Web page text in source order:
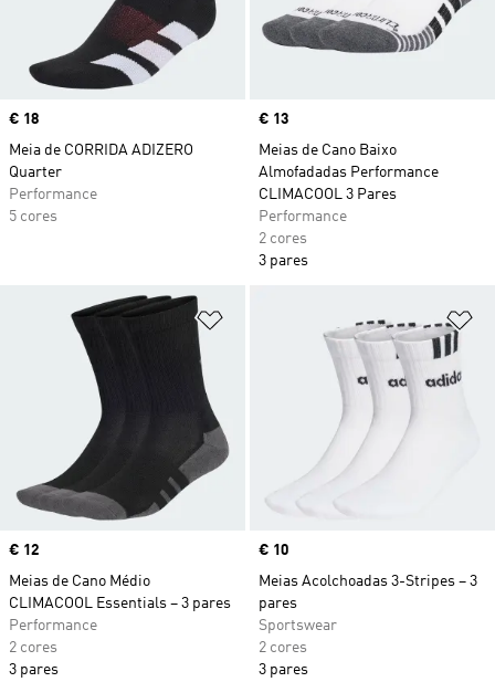
Price
€ 18
Meia de CORRIDA ADIZERO
Quarter
Performance
5 cores
Price
€ 13
Meias de Cano Baixo
Almofadadas Performance
CLIMACOOL 3 Pares
Performance
2 cores
3 pares
Price
€ 12
Meias de Cano Médio
CLIMACOOL Essentials – 3 pares
Performance
2 cores
3 pares
Price
€ 10
Meias Acolchoadas 3-Stripes – 3
pares
Sportswear
2 cores
3 pares